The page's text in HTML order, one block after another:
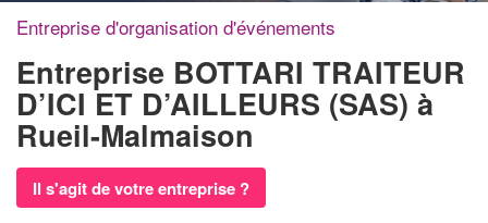
Entreprise d'organisation d'événements
Entreprise BOTTARI TRAITEUR
D’ICI ET D’AILLEURS (SAS) à
Rueil-Malmaison
Il s'agit de votre entreprise ?